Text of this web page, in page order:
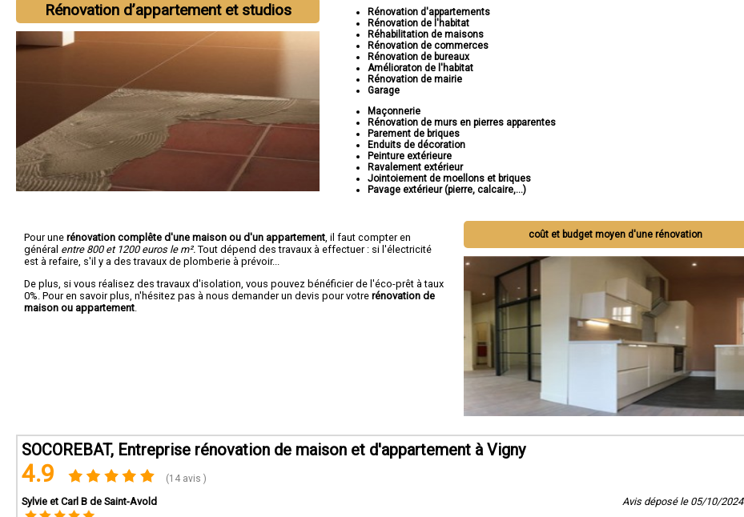
Rénovation d’appartement et studios
Rénovation d'appartements
Rénovation de l'habitat
Réhabilitation de maisons
Rénovation de commerces
Rénovation de bureaux
Amélioraton de l'habitat
Rénovation de mairie
Garage
Maçonnerie
Rénovation de murs en pierres apparentes
Parement de briques
Enduits de décoration
Peinture extérieure
Ravalement extérieur
Jointoiement de moellons et briques
Pavage extérieur (pierre, calcaire,...)
coût et budget moyen d'une rénovation
Pour une rénovation complête d'une maison ou d'un appartement , il faut compter en
général entre 800 et 1200 euros le m². Tout dépend des travaux à effectuer : si l'électricité
est à refaire, s'il y a des travaux de plomberie à prévoir...
De plus, si vous réalisez des travaux d'isolation, vous pouvez bénéficier de l'éco-prêt à taux
0%. Pour en savoir plus, n'hésitez pas à nous demander un devis pour votre rénovation de
maison ou appartement
SOCOREBAT, Entreprise rénovation de maison et d'appartement à Vigny
4.9 (14 avis )
Sylvie et Carl B de Saint-Avold Avis déposé le 05/10/2024